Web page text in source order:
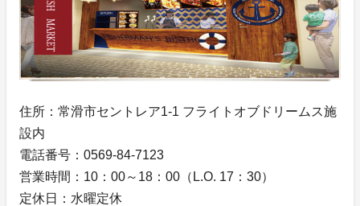
住所：常滑市セントレア1-1 フライトオブドリームス施
設内
電話番号：0569-84-7123
営業時間：10：00～18：00（L.O. 17：30）
定休日：水曜定休